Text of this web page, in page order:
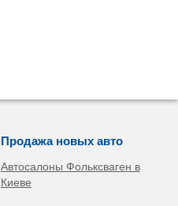
Продажа новых авто
Автосалоны Фольксваген в
Киеве